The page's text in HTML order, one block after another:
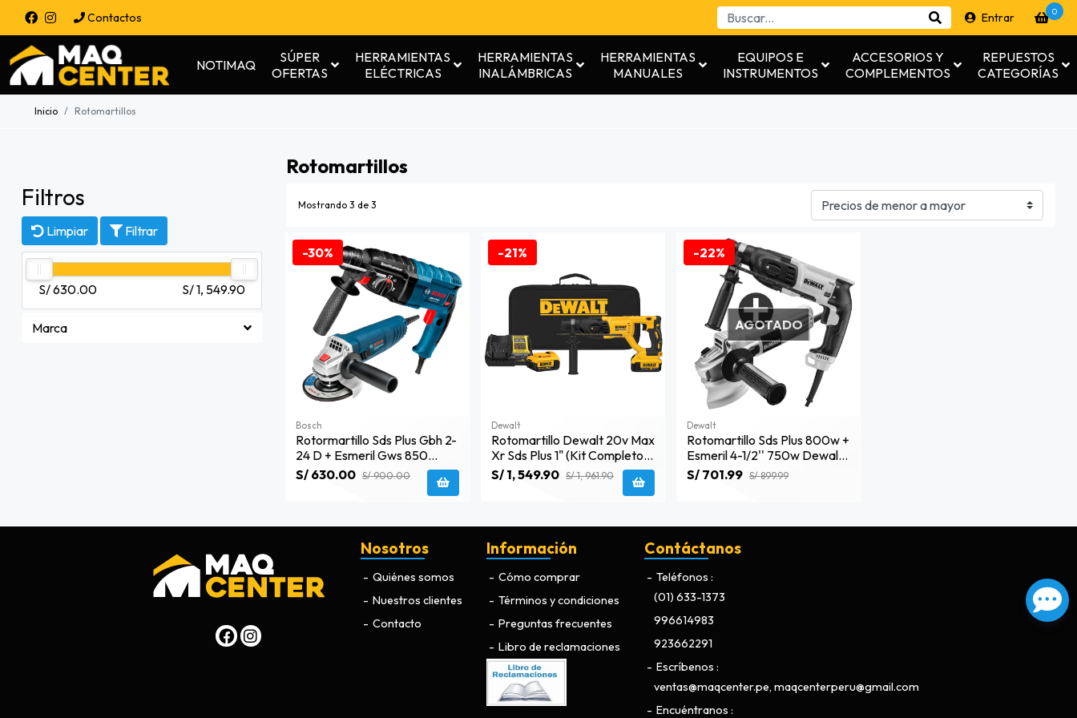
Contactos Entrar 0
NOTIMAQ
SÚPER
OFERTAS
HERRAMIENTAS
ELÉCTRICAS
HERRAMIENTAS
INALÁMBRICAS
HERRAMIENTAS
MANUALES
EQUIPOS E
INSTRUMENTOS
ACCESORIOS Y
COMPLEMENTOS
REPUESTOS
CATEGORÍAS
Inicio Rotomartillos
Rotomartillos
Filtros
Limpiar Filtrar
S/ 630.00 S/ 1, 549.90
Marca
Mostrando 3 de 3
-30%
Bosch
Rotormartillo Sds Plus Gbh 2-
24 D + Esmeril Gws 850
Bosch 0611.2a7.5e1
S/ 630.00 S/ 900.00
-21%
Dewalt
Rotomartillo Dewalt 20v Max
Xr Sds Plus 1" (kit Completo)
- Dch133m2-B2
S/ 1, 549.90 S/ 1, 961.90
-22%
AGOTADO
Dewalt
Rotomartillo Sds Plus 800w +
Esmeril 4-1/2'' 750w Dewalt
D25133k-K5
S/ 701.99 S/ 899.99
Nosotros
Quiénes somos
Nuestros clientes
Contacto
Información
Cómo comprar
Términos y condiciones
Preguntas frecuentes
Libro de reclamaciones
Contáctanos
Teléfonos
(01) 633-1373
996614983
923662291
Escríbenos
ventas@maqcenter.pe, maqcenterperu@gmail.com
Encuéntranos